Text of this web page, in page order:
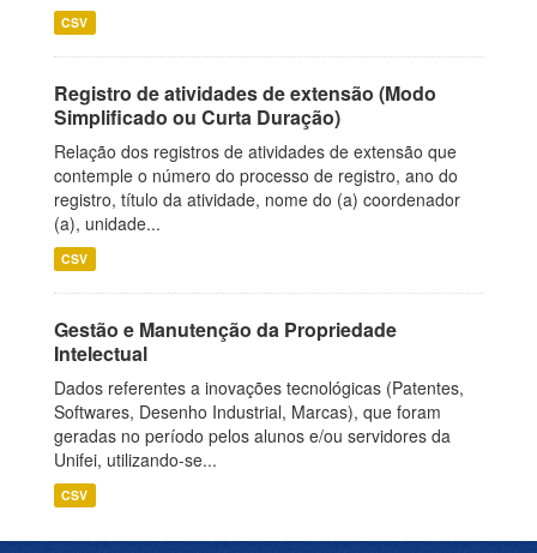
CSV
Registro de atividades de extensão (Modo
Simplificado ou Curta Duração)
Relação dos registros de atividades de extensão que
contemple o número do processo de registro, ano do
registro, título da atividade, nome do (a) coordenador
(a), unidade...
CSV
Gestão e Manutenção da Propriedade
Intelectual
Dados referentes a inovações tecnológicas (Patentes,
Softwares, Desenho Industrial, Marcas), que foram
geradas no período pelos alunos e/ou servidores da
Unifei, utilizando-se...
CSV